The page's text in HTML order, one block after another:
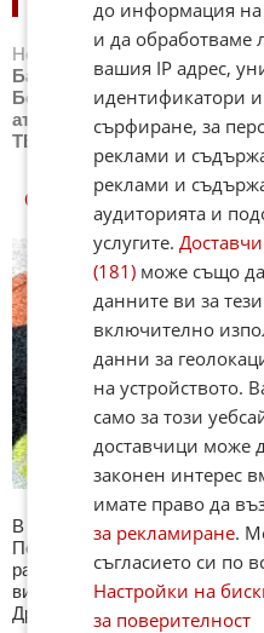
НОВИНИ ПО СПОРТОВЕ:
Новини Бг футбол
Баскетбол ,Новини
Бойни спортове ,Новини
атлетика
, Новини Моторни
ТВ
Зимни спортове
СПОРТ КУИЗОВЕ
В секция Спорт ще намерите
Периодично се публикува
различна спортна тематика.
видите резултат с верните
Другите куизове може да
до информация на
и да обработваме
вашия IP адрес,
идентификатори
сърфиране, за
реклами и
реклами и
аудиторията и
услугите.
(181) може също
данните ви за
включително
данни за
на устройството.
само за този
доставчици може
законен интерес
имате право да
за рекламиране.
съгласието си по
Настройки на
за поверителност